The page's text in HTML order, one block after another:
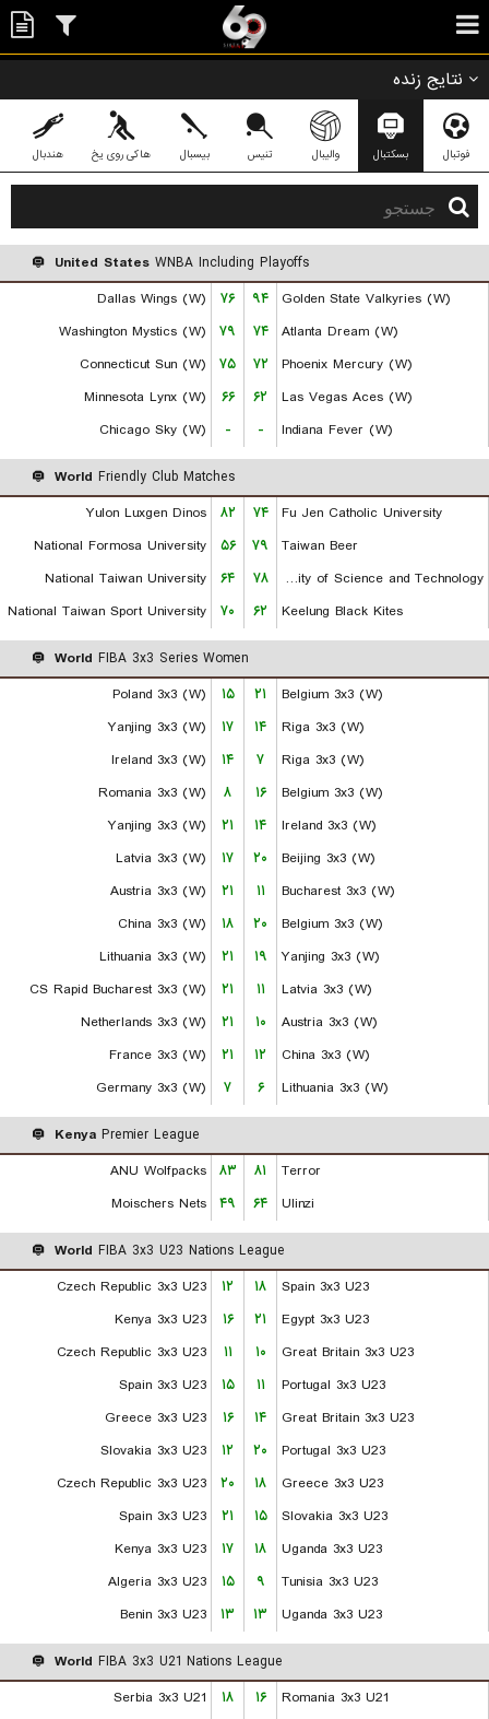
نتایج زنده
فوتبال بسکتبال والیبال تنیس بیسبال هاکی روی یخ هندبال
United States WNBA Including Playoffs
Dallas Wings (W)
۷۶ ۹۴
Golden State Valkyries (W)
Washington Mystics (W)
۷۹ ۷۴
Atlanta Dream (W)
Connecticut Sun (W)
۷۵ ۷۲
Phoenix Mercury (W)
Minnesota Lynx (W)
۶۶ ۶۲
Las Vegas Aces (W)
Chicago Sky (W)
- - Indiana Fever (W)
World Friendly Club Matches
Yulon Luxgen Dinos
۸۲ ۷۴
Fu Jen Catholic University
National Formosa University
۵۶ ۷۹
Taiwan Beer
National Taiwan University
۶۴ ۷۸
Chien Hsin University of Science and Technology
National Taiwan Sport University
۷۰ ۶۲ Keelung Black Kites
World FIBA 3x3 Series Women
Poland 3x3 (W)
۱۵ ۲۱
Belgium 3x3 (W)
Yanjing 3x3 (W)
۱۷ ۱۴
Riga 3x3 (W)
Ireland 3x3 (W)
۱۴ ۷
Riga 3x3 (W)
Romania 3x3 (W)
۸ ۱۶
Belgium 3x3 (W)
Yanjing 3x3 (W)
۲۱ ۱۴
Ireland 3x3 (W)
Latvia 3x3 (W)
۱۷ ۲۰
Beijing 3x3 (W)
Austria 3x3 (W)
۲۱ ۱۱
Bucharest 3x3 (W)
China 3x3 (W)
۱۸ ۲۰
Belgium 3x3 (W)
Lithuania 3x3 (W)
۲۱ ۱۹
Yanjing 3x3 (W)
CS Rapid Bucharest 3x3 (W)
۲۱ ۱۱
Latvia 3x3 (W)
Netherlands 3x3 (W)
۲۱ ۱۰
Austria 3x3 (W)
France 3x3 (W)
۲۱ ۱۲
China 3x3 (W)
Germany 3x3 (W)
۷ ۶ Lithuania 3x3 (W)
Kenya Premier League
ANU Wolfpacks
۸۳ ۸۱
Terror
Moischers Nets
۴۹ ۶۴ Ulinzi
World FIBA 3x3 U23 Nations League
Czech Republic 3x3 U23
۱۲ ۱۸
Spain 3x3 U23
Kenya 3x3 U23
۱۶ ۲۱
Egypt 3x3 U23
Czech Republic 3x3 U23
۱۱ ۱۰
Great Britain 3x3 U23
Spain 3x3 U23
۱۵ ۱۱
Portugal 3x3 U23
Greece 3x3 U23
۱۶ ۱۴
Great Britain 3x3 U23
Slovakia 3x3 U23
۱۲ ۲۰
Portugal 3x3 U23
Czech Republic 3x3 U23
۲۰ ۱۸
Greece 3x3 U23
Spain 3x3 U23
۲۱ ۱۵
Slovakia 3x3 U23
Kenya 3x3 U23
۱۷ ۱۸
Uganda 3x3 U23
Algeria 3x3 U23
۱۵ ۹
Tunisia 3x3 U23
Benin 3x3 U23
۱۳ ۱۳ Uganda 3x3 U23
World FIBA 3x3 U21 Nations League
Serbia 3x3 U21
۱۸ ۱۶
Romania 3x3 U21